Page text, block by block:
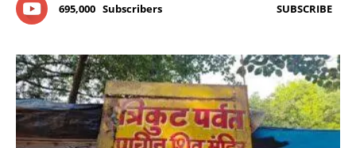
695,000 Subscribers SUBSCRIBE